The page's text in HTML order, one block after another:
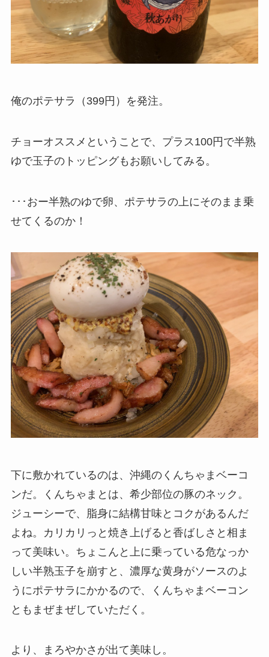
俺のポテサラ（399円）を発注。
チョーオススメということで、プラス100円で半熟
ゆで玉子のトッピングもお願いしてみる。
･･･おー半熟のゆで卵、ポテサラの上にそのまま乗
せてくるのか！
下に敷かれているのは、沖縄のくんちゃまベーコ
ンだ。くんちゃまとは、希少部位の豚のネック。
ジューシーで、脂身に結構甘味とコクがあるんだ
よね。カリカリっと焼き上げると香ばしさと相ま
って美味い。ちょこんと上に乗っている危なっか
しい半熟玉子を崩すと、濃厚な黄身がソースのよ
うにポテサラにかかるので、くんちゃまベーコン
ともまぜまぜしていただく。
より、まろやかさが出て美味し。